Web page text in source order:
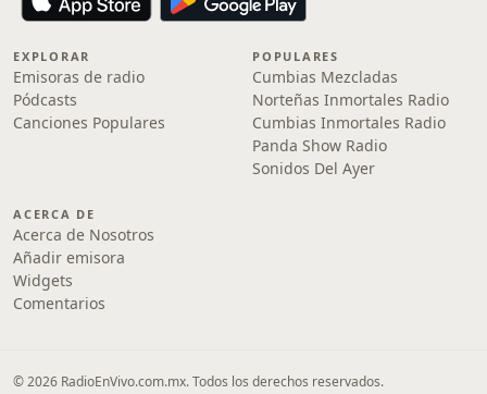
EXPLORAR
Emisoras de radio
Pódcasts
Canciones Populares
POPULARES
Cumbias Mezcladas
Norteñas Inmortales Radio
Cumbias Inmortales Radio
Panda Show Radio
Sonidos Del Ayer
ACERCA DE
Acerca de Nosotros
Añadir emisora
Widgets
Comentarios
© 2026 RadioEnVivo.com.mx. Todos los derechos reservados.